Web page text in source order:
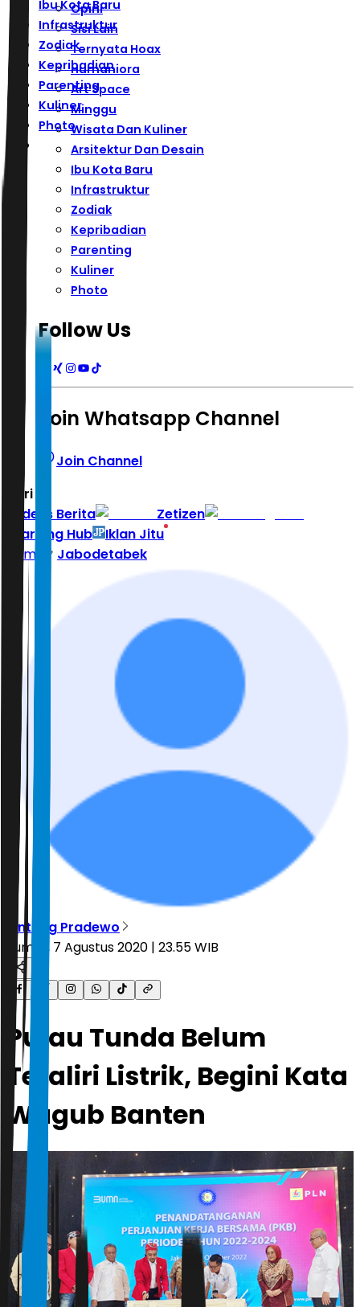
Ibu Kota Baru
Infrastruktur
Zodiak
Kepribadian
Parenting
Kuliner
Photo
Opini
Sisi Lain
Ternyata Hoax
Humaniora
Art Space
Minggu
Wisata Dan Kuliner
Arsitektur Dan Desain
Ibu Kota Baru
Infrastruktur
Zodiak
Kepribadian
Parenting
Kuliner
Photo
Follow Us
Join Whatsapp Channel
Join Channel
Hari ini
Indeks Berita
Zetizen
Learning Hub
Iklan Jitu
Home
Jabodetabek
Bintang Pradewo
Jumat, 7 Agustus 2020 | 23.55 WIB
Pulau Tunda Belum
Teraliri Listrik, Begini Kata
Wagub Banten